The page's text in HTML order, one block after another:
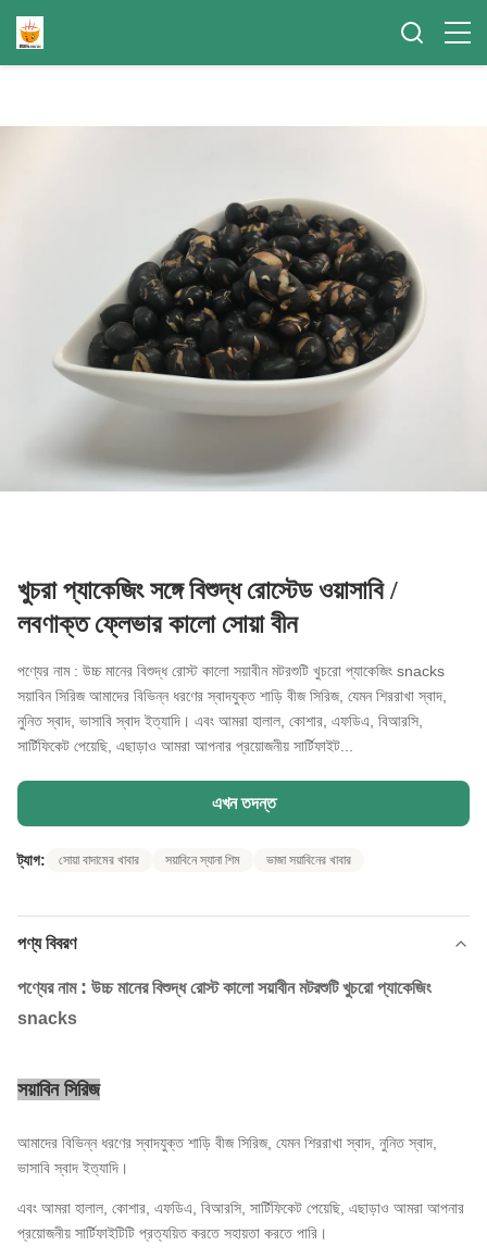
খুচরা প্যাকেজিং সঙ্গে বিশুদ্ধ রোস্টেড ওয়াসাবি /
লবণাক্ত ফ্লেভার কালো সোয়া বীন
পণ্যের নাম : উচ্চ মানের বিশুদ্ধ রোস্ট কালো সয়াবীন মটরশুটি খুচরো প্যাকেজিং snacks
সয়াবিন সিরিজ আমাদের বিভিন্ন ধরণের স্বাদযুক্ত শাড়ি বীজ সিরিজ, যেমন শিররাখা স্বাদ,
নুনিত স্বাদ, ভাসাবি স্বাদ ইত্যাদি। এবং আমরা হালাল, কোশার, এফডিএ, বিআরসি,
সার্টিফিকেট পেয়েছি, এছাড়াও আমরা আপনার প্রয়োজনীয় সার্টিফাইট...
এখন তদন্ত
ট্যাগ: সোয়া বাদামের খাবার সয়াবিনে স্যানা শিম ভাজা সয়াবিনের খাবার
পণ্য বিবরণ
পণ্যের নাম : উচ্চ মানের বিশুদ্ধ রোস্ট কালো সয়াবীন মটরশুটি খুচরো প্যাকেজিং
snacks
সয়াবিন সিরিজ
আমাদের বিভিন্ন ধরণের স্বাদযুক্ত শাড়ি বীজ সিরিজ, যেমন শিররাখা স্বাদ, নুনিত স্বাদ,
ভাসাবি স্বাদ ইত্যাদি।
এবং আমরা হালাল, কোশার, এফডিএ, বিআরসি, সার্টিফিকেট পেয়েছি, এছাড়াও আমরা আপনার
প্রয়োজনীয় সার্টিফাইটিটি প্রত্যয়িত করতে সহায়তা করতে পারি।